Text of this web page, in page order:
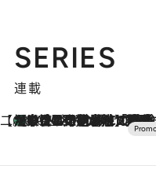
SERIES
連載
【CREA×星野リゾート】唯一無二。癒しと発見が待つ場
2026.8.7
【トンボの足水浴】ヒノキの香りに包まれて涼感マックス！約13℃の湧水かけ流しを避暑地「星野温泉 トンボの湯」で体験